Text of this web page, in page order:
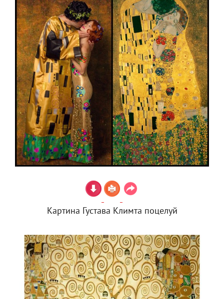
Картина Густава Климта поцелуй